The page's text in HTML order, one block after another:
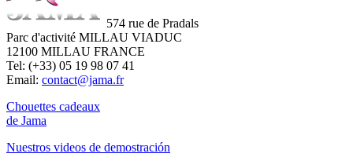
574 rue de Pradals
Parc d'activité MILLAU VIADUC
12100 MILLAU FRANCE
Tel: (+33) 05 19 98 07 41
Email: contact@jama.fr
Chouettes cadeaux
de Jama
Nuestros videos de demostración